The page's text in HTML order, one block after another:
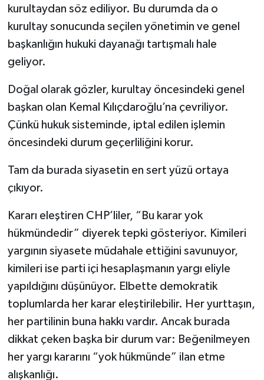
kurultaydan söz ediliyor. Bu durumda da o
kurultay sonucunda seçilen yönetimin ve genel
başkanlığın hukuki dayanağı tartışmalı hale
geliyor.
Doğal olarak gözler, kurultay öncesindeki genel
başkan olan Kemal Kılıçdaroğlu’na çevriliyor.
Çünkü hukuk sisteminde, iptal edilen işlemin
öncesindeki durum geçerliliğini korur.
Tam da burada siyasetin en sert yüzü ortaya
çıkıyor.
Kararı eleştiren CHP’liler, “Bu karar yok
hükmündedir” diyerek tepki gösteriyor. Kimileri
yargının siyasete müdahale ettiğini savunuyor,
kimileri ise parti içi hesaplaşmanın yargı eliyle
yapıldığını düşünüyor. Elbette demokratik
toplumlarda her karar eleştirilebilir. Her yurttaşın,
her partilinin buna hakkı vardır. Ancak burada
dikkat çeken başka bir durum var: Beğenilmeyen
her yargı kararını “yok hükmünde” ilan etme
alışkanlığı.